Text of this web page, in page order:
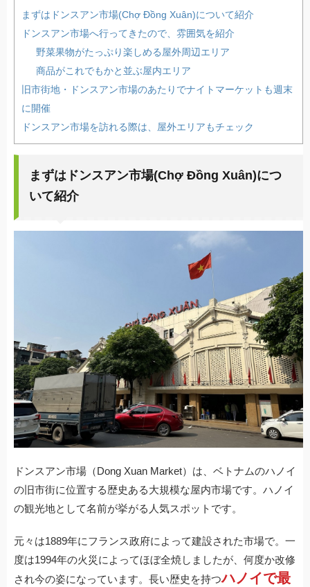
まずはドンスアン市場(Chợ Đồng Xuân)について紹介
ドンスアン市場へ行ってきたので、雰囲気を紹介
野菜果物がたっぷり楽しめる屋外周辺エリア
商品がこれでもかと並ぶ屋内エリア
旧市街地・ドンスアン市場のあたりでナイトマーケットも週末
に開催
ドンスアン市場を訪れる際は、屋外エリアもチェック
まずはドンスアン市場(Chợ Đồng Xuân)につ
いて紹介
ドンスアン市場（Dong Xuan Market）は、ベトナムのハノイ
の旧市街に位置する歴史ある大規模な屋内市場です。ハノイ
の観光地として名前が挙がる人気スポットです。
元々は1889年にフランス政府によって建設された市場で。一
度は1994年の火災によってほぼ全焼しましたが、何度か改修
され今の姿になっています。長い歴史を持つハノイで最